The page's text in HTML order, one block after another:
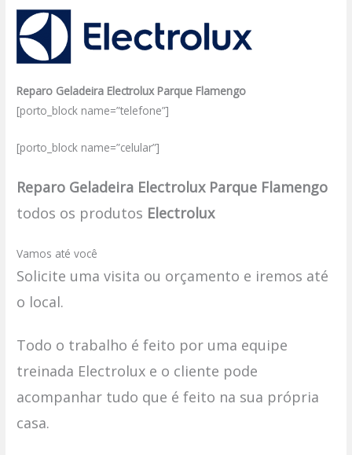
Reparo Geladeira Electrolux Parque Flamengo
[porto_block name=”telefone”]
[porto_block name=”celular”]
Reparo Geladeira Electrolux Parque Flamengo
todos os produtos Electrolux
Vamos até você
Solicite uma visita ou orçamento e iremos até
o local.
Todo o trabalho é feito por uma equipe
treinada Electrolux e o cliente pode
acompanhar tudo que é feito na sua própria
casa.